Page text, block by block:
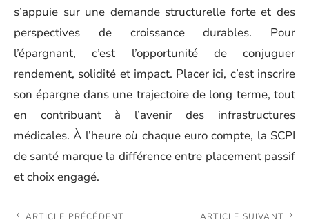
s’appuie sur une demande structurelle forte et des
perspectives de croissance durables. Pour
l’épargnant, c’est l’opportunité de conjuguer
rendement, solidité et impact. Placer ici, c’est inscrire
son épargne dans une trajectoire de long terme, tout
en contribuant à l’avenir des infrastructures
médicales. À l’heure où chaque euro compte, la SCPI
de santé marque la différence entre placement passif
et choix engagé.
ARTICLE PRÉCÉDENT ARTICLE SUIVANT